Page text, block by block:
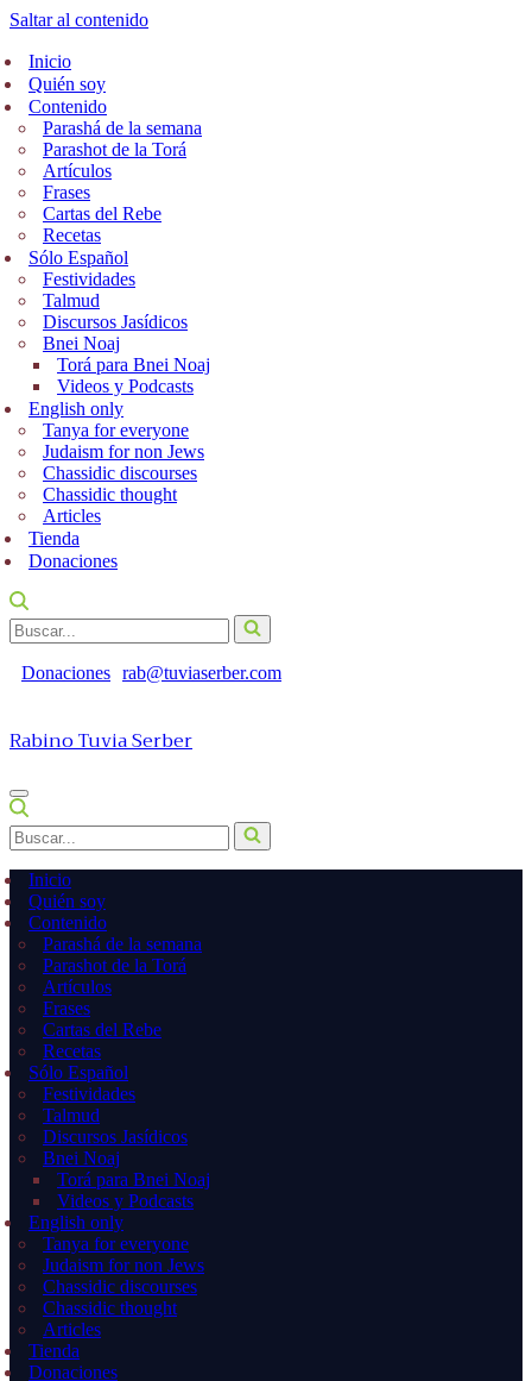
Saltar al contenido
Inicio
Quién soy
Contenido
Parashá de la semana
Parashot de la Torá
Artículos
Frases
Cartas del Rebe
Recetas
Sólo Español
Festividades
Talmud
Discursos Jasídicos
Bnei Noaj
Torá para Bnei Noaj
Videos y Podcasts
English only
Tanya for everyone
Judaism for non Jews
Chassidic discourses
Chassidic thought
Articles
Tienda
Donaciones
Buscar...
Donaciones rab@tuviaserber.com
Rabino Tuvia Serber
Menú
de
navegación
Buscar...
Inicio
Quién soy
Contenido
Parashá de la semana
Parashot de la Torá
Artículos
Frases
Cartas del Rebe
Recetas
Sólo Español
Festividades
Talmud
Discursos Jasídicos
Bnei Noaj
Torá para Bnei Noaj
Videos y Podcasts
English only
Tanya for everyone
Judaism for non Jews
Chassidic discourses
Chassidic thought
Articles
Tienda
Donaciones